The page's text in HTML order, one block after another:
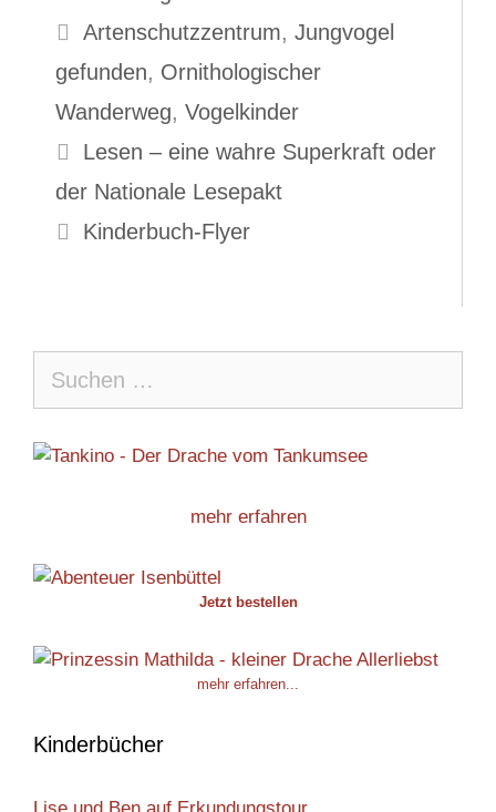
Schlagwörter
Artenschutzzentrum, Jungvogel
gefunden, Ornithologischer
Wanderweg, Vogelkinder
Lesen – eine wahre Superkraft oder
der Nationale Lesepakt
Kinderbuch-Flyer
nach:
mehr erfahren
Jetzt bestellen
mehr erfahren...
Kinderbücher